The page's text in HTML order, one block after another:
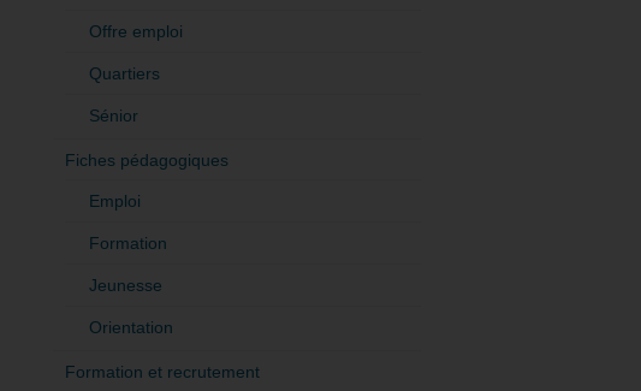
Offre emploi
Quartiers
Sénior
Fiches pédagogiques
Emploi
Formation
Jeunesse
Orientation
Formation et recrutement